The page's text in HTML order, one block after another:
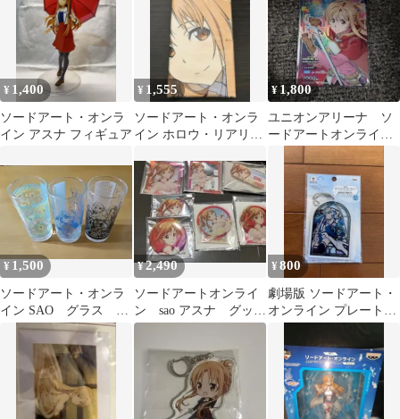
¥ 1,400
ソードアート・オンラ
イン アスナ フィギュア
¥ 1,555
ソードアート・オンラ
イン ホロウ・リアリゼ
ケース アスナ
¥1,800
ユニオンアリーナ ソ
ードアートオンライ
ン アスナ プロモ
¥ 1,500
ソードアート・オンラ
イン SAO グラス 3
個セット アスナ キリ
ト シノン
¥2,490
ソードアートオンライ
ン sao アスナ グッ
ズ まとめ売り
¥800
劇場版 ソードアート・
オンライン プレートキ